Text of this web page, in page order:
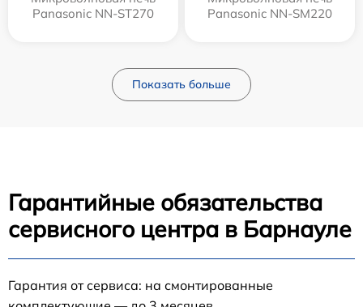
Panasonic NN-ST270
Panasonic NN-SM220
Показать больше
Гарантийные обязательства
сервисного центра в Барнауле
Гарантия от сервиса: на смонтированные